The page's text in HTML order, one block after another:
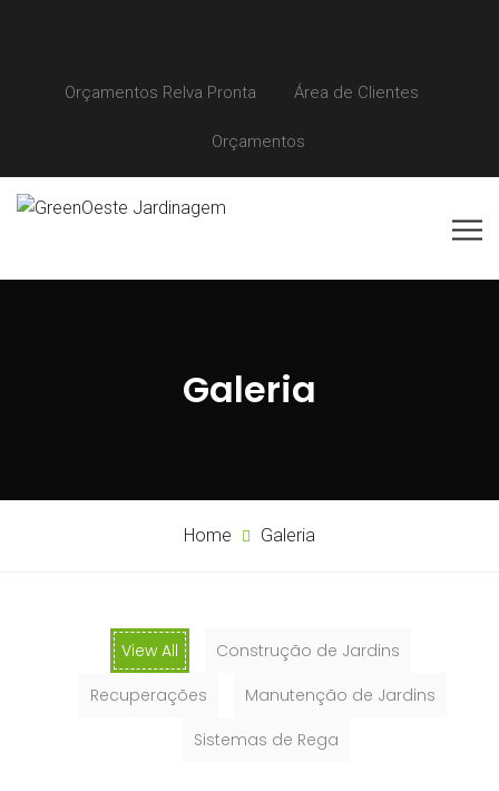
Orçamentos Relva Pronta Área de Clientes
Orçamentos
Galeria
Home Galeria
View All
Construção de Jardins
Recuperações
Manutenção de Jardins
Sistemas de Rega